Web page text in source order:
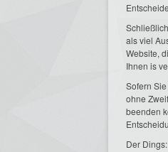
als viel
Website,
Ihnen is
Sofern
ohne
beenden
Der Dings: